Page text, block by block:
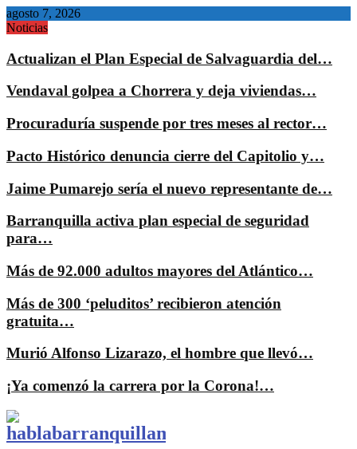
agosto 7, 2026
Noticias
Actualizan el Plan Especial de Salvaguardia del…
Vendaval golpea a Chorrera y deja viviendas…
Procuraduría suspende por tres meses al rector…
Pacto Histórico denuncia cierre del Capitolio y…
Jaime Pumarejo sería el nuevo representante de…
Barranquilla activa plan especial de seguridad
para…
Más de 92.000 adultos mayores del Atlántico…
Más de 300 ‘peluditos’ recibieron atención
gratuita…
Murió Alfonso Lizarazo, el hombre que llevó…
¡Ya comenzó la carrera por la Corona!…